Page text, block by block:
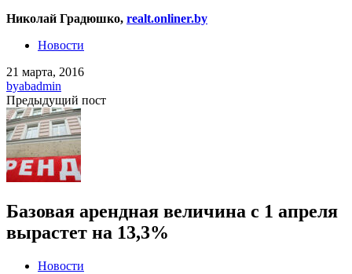
Николай Градюшко, realt.onliner.by
Новости
21 марта, 2016
byabadmin
Предыдущий пост
Базовая арендная величина с 1 апреля
вырастет на 13,3%
Новости